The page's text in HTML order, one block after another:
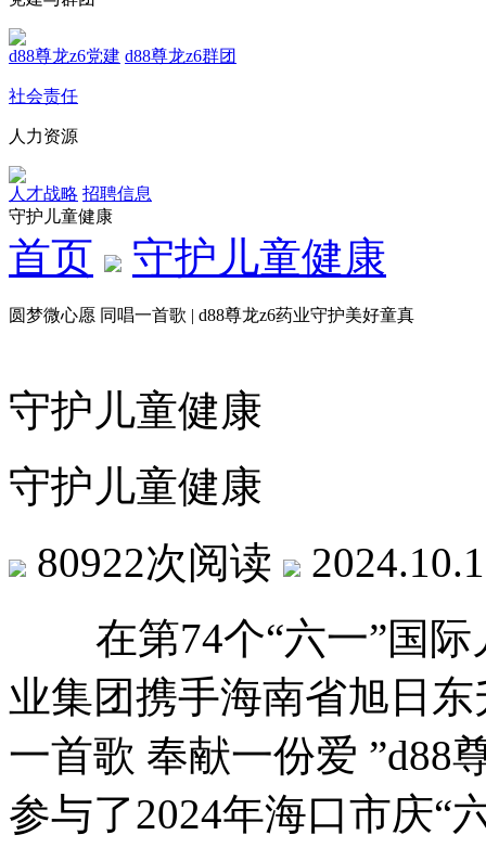
d88尊龙z6党建 d88尊龙z6群团
社会责任
人力资源
人才战略 招聘信息
守护儿童健康
首页 守护儿童健康
圆梦微心愿 同唱一首歌 | d88尊龙z6药业守护美好童真
守护儿童健康
守护儿童健康
80922次阅读
在第74个“六一”国际
业集团携手海南省旭日
一首歌 奉献一份爱 ”d88
参与了2024年海口市庆“